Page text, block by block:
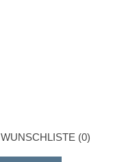
WUNSCHLISTE (0)